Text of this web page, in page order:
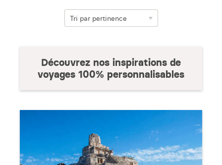
Découvrez nos inspirations de
voyages 100% personnalisables